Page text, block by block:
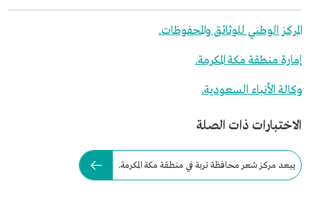
المركز الوطني للوثائق والمحفوظات.
إمارة منطقة مكة المكرمة.
وكالة الأنباء السعودية.
الاختبارات ذات الصلة
يبعد مركز شعر محافظة تربة في منطقة مكة المكرمة.